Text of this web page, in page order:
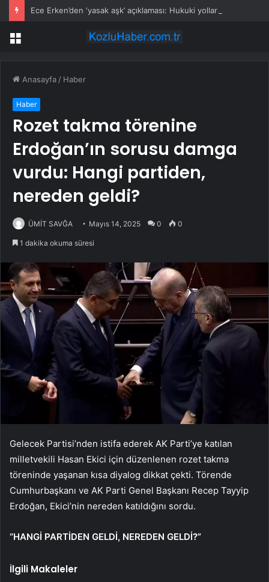
Menü
Anasayfa / Haber
Haber
Rozet takma törenine
Erdoğan’ın sorusu damga
vurdu: Hangi partiden,
nereden geldi?
ÜMİT SAVĞA Mayıs 14, 2025 0 0
1 dakika okuma süresi
Gelecek Partisi’nden istifa ederek AK Parti’ye katılan
milletvekili Hasan Ekici için düzenlenen rozet takma
töreninde yaşanan kısa diyalog dikkat çekti. Törende
Cumhurbaşkanı ve AK Parti Genel Başkanı Recep Tayyip
Erdoğan, Ekici’nin nereden katıldığını sordu.
“HANGİ PARTİDEN GELDİ, NEREDEN GELDİ?”
İlgili Makaleler